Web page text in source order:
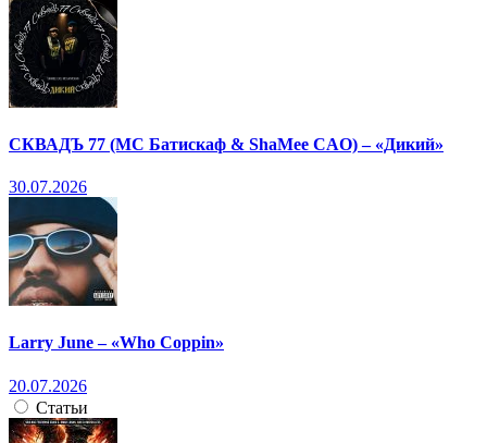
СКВАДЪ 77 (МС Батискаф & ShaMee CAO) – «Дикий»
30.07.2026
Larry June – «Who Coppin»
20.07.2026
Статьи